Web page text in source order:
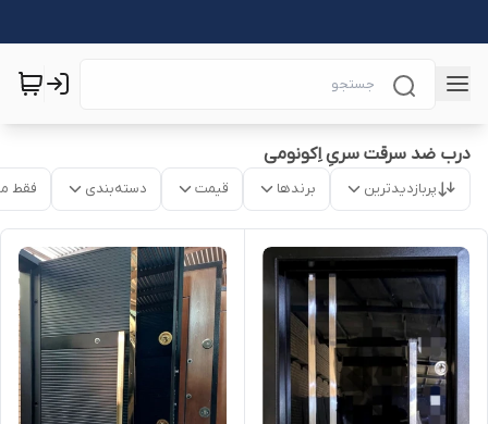
درب ضد سرقت سریِ اِکونومی
پربازدیدترین برندها قیمت دسته‌بندی فقط